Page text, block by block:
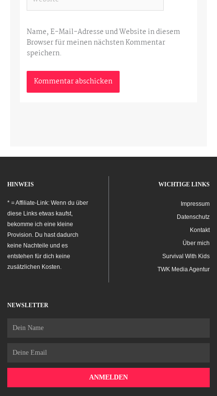
Name, E-Mail-Adresse und Website in diesem
Browser für meinen nächsten Kommentar
speichern.
HINWEIS
* = Affiliate-Link: Wenn du über
diese Links etwas kaufst,
bekomme ich eine kleine
Provision. Du hast dadurch
keine Nachteile und es
entstehen für dich keine
zusätzlichen Kosten.
WICHTIGE LINKS
Impressum
Datenschutz
Kontakt
Über mich
Survival With Kids
TWK Media Agentur
NEWSLETTER
Name
Email
ANMELDEN